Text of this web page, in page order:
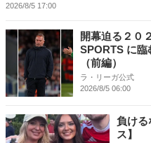
2026/8/5 17:00
開幕迫る２０
SPORTS に臨
（前編）
ラ・リーガ公式
2026/8/5 06:00
負ける
ス】